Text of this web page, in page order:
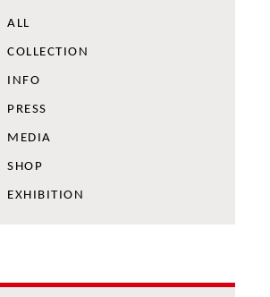
ALL
COLLECTION
INFO
PRESS
MEDIA
SHOP
EXHIBITION